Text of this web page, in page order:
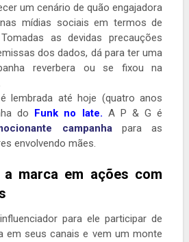
um cenário de quão engajadora
mídias sociais em termos de
as devidas precauções
dos dados, dá para ter uma
reverbera ou se fixou na
lembrada até hoje (quatro anos
do Funk no Iate. A P & G é
campanhapara as
envolvendo mães.
a marca em ações com
para ele participar de
em seus canais e vem um monte